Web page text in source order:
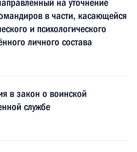
на уточнение
в части, касающейся
и психологического
личного состава
в закон о воинской
службе